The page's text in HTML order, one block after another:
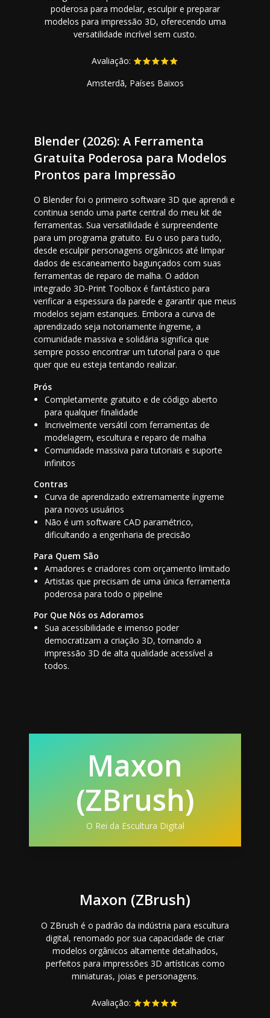
poderosa para modelar, esculpir e preparar
modelos para impressão 3D, oferecendo uma
versatilidade incrível sem custo.
Avaliação:
Amsterdã, Países Baixos
Blender (2026): A Ferramenta
Gratuita Poderosa para Modelos
Prontos para Impressão
O Blender foi o primeiro software 3D que aprendi e
continua sendo uma parte central do meu kit de
ferramentas. Sua versatilidade é surpreendente
para um programa gratuito. Eu o uso para tudo,
desde esculpir personagens orgânicos até limpar
dados de escaneamento bagunçados com suas
ferramentas de reparo de malha. O addon
integrado 3D-Print Toolbox é fantástico para
verificar a espessura da parede e garantir que meus
modelos sejam estanques. Embora a curva de
aprendizado seja notoriamente íngreme, a
comunidade massiva e solidária significa que
sempre posso encontrar um tutorial para o que
quer que eu esteja tentando realizar.
Prós
Completamente gratuito e de código aberto
para qualquer finalidade
Incrivelmente versátil com ferramentas de
modelagem, escultura e reparo de malha
Comunidade massiva para tutoriais e suporte
infinitos
Contras
Curva de aprendizado extremamente íngreme
para novos usuários
Não é um software CAD paramétrico,
dificultando a engenharia de precisão
Para Quem São
Amadores e criadores com orçamento limitado
Artistas que precisam de uma única ferramenta
poderosa para todo o pipeline
Por Que Nós os Adoramos
Sua acessibilidade e imenso poder
democratizam a criação 3D, tornando a
impressão 3D de alta qualidade acessível a
todos.
Maxon
(ZBrush)
O Rei da Escultura Digital
Maxon (ZBrush)
O ZBrush é o padrão da indústria para escultura
digital, renomado por sua capacidade de criar
modelos orgânicos altamente detalhados,
perfeitos para impressões 3D artísticas como
miniaturas, joias e personagens.
Avaliação: